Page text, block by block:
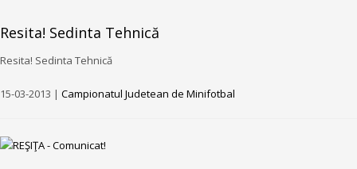
Resita! Sedinta Tehnică
Resita! Sedinta Tehnică
15-03-2013 | Campionatul Judetean de Minifotbal